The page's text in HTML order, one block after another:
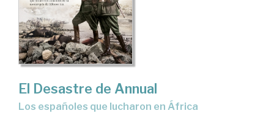
El Desastre de Annual
los españoles que lucharon en África